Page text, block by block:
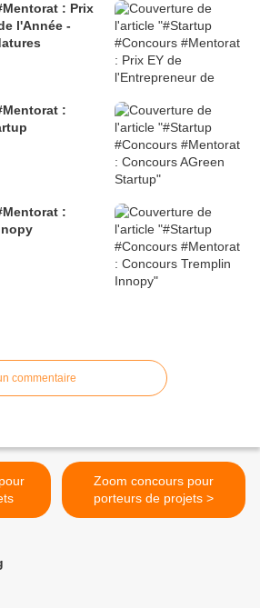
: Prix
l'Année -
:
:
commentaire
Zoom concours pour
porteurs de projets >